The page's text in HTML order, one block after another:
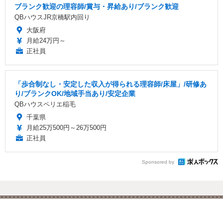
ブランク歓迎の理容師/賞与・昇給あり/ブランク歓迎
QBハウスJR京橋駅内回り
大阪府
月給24万円～
正社員
「歩合制なし・安定した収入が得られる理容師/床屋」/研修あ
り/ブランクOK/地域手当あり/安定企業
QBハウスペリエ稲毛
千葉県
月給25万500円～26万500円
正社員
Sponsored by